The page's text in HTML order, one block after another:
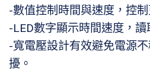
-數值控制時間與速度，控制
-LED數字顯示時間速度，讀
-寬電壓設計有效避免電源
擾。